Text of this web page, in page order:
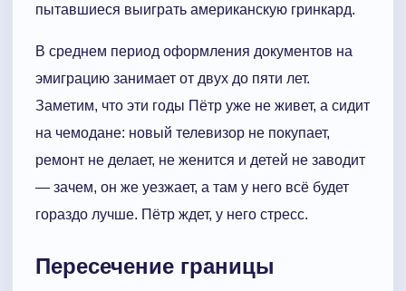
пытавшиеся выиграть американскую гринкард.
В среднем период оформления документов на
эмиграцию занимает от двух до пяти лет.
Заметим, что эти годы Пётр уже не живет, а сидит
на чемодане: новый телевизор не покупает,
ремонт не делает, не женится и детей не заводит
— зачем, он же уезжает, а там у него всё будет
гораздо лучше. Пётр ждет, у него стресс.
Пересечение границы